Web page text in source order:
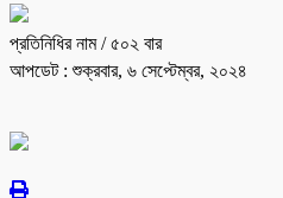
প্রতিনিধির নাম/ ৫০২ বার
আপডেট : শুক্রবার, ৬ সেপ্টেম্বর, ২০২৪